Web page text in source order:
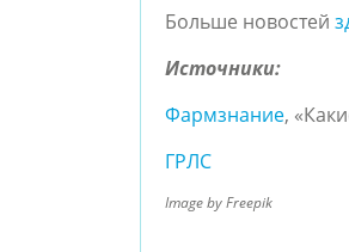
Больше новостей
Источники:
Фармзнание,
ГРЛС
Image by Freepik